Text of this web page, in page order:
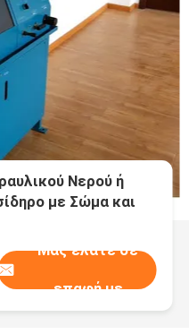
Νερού ή
με Σώμα και
Μας ελάτε σε
επαφή με